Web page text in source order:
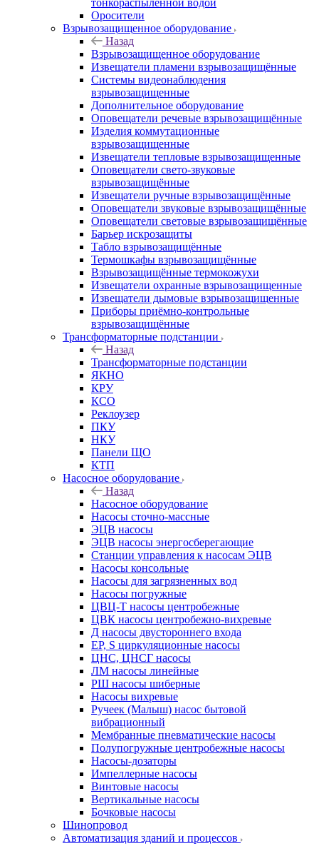
тонкораспыленной водой
Оросители
Взрывозащищенное оборудование
Назад
Взрывозащищенное оборудование
Извещатели пламени взрывозащищённые
Системы видеонаблюдения
взрывозащищенные
Дополнительное оборудование
Оповещатели речевые взрывозащищённые
Изделия коммутационные
взрывозащищенные
Извещатели тепловые взрывозащищенные
Оповещатели свето-звуковые
взрывозащищённые
Извещатели ручные взрывозащищённые
Оповещатели звуковые взрывозащищённые
Оповещатели световые взрывозащищённые
Барьер искрозащиты
Табло взрывозащищённые
Термошкафы взрывозащищённые
Взрывозащищённые термокожухи
Извещатели охранные взрывозащищенные
Извещатели дымовые взрывозащищенные
Приборы приёмно-контрольные
взрывозащищённые
Трансформаторные подстанции
Назад
Трансформаторные подстанции
ЯКНО
КРУ
КСО
Реклоузер
ПКУ
НКУ
Панели ЩО
КТП
Насосное оборудование
Назад
Насосное оборудование
Насосы сточно-массные
ЭЦВ насосы
ЭЦВ насосы энергосберегающие
Станции управления к насосам ЭЦВ
Насосы консольные
Насосы для загрязненных вод
Насосы погружные
ЦВЦ-Т насосы центробежные
ЦВК насосы центробежно-вихревые
Д насосы двустороннего входа
EP, S циркуляционные насосы
ЦНС, ЦНСГ насосы
ЛМ насосы линейные
РШ насосы шиберные
Насосы вихревые
Ручеек (Малыш) насос бытовой
вибрационный
Мембранные пневматические насосы
Полупогружные центробежные насосы
Насосы-дозаторы
Импеллерные насосы
Винтовые насосы
Вертикальные насосы
Бочковые насосы
Шинопровод
Автоматизация зданий и процессов